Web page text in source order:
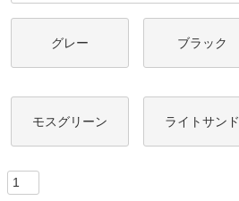
グレー ブラック
モスグリーン ライトサンド